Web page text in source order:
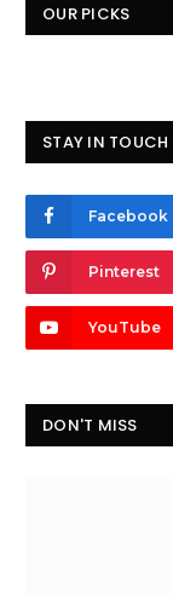
OUR PICKS
STAY IN TOUCH
Facebook
Pinterest
YouTube
DON'T MISS